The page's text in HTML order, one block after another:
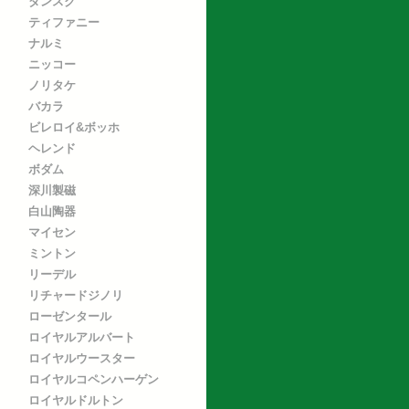
ティファニー
ナルミ
ニッコー
ノリタケ
バカラ
ビレロイ&ボッホ
ヘレンド
ボダム
深川製磁
白山陶器
マイセン
ミントン
リーデル
リチャードジノリ
ローゼンタール
ロイヤルアルバート
ロイヤルウースター
ロイヤルコペンハーゲン
ロイヤルドルトン